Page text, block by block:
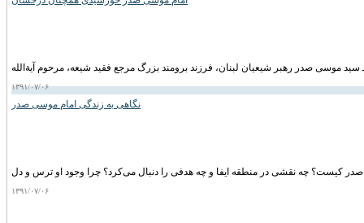
۱۳۹۱/۰۷/۰۶
نگاهی به زندگی امام موسی صدر
۱۳۹۱/۰۷/۰۶